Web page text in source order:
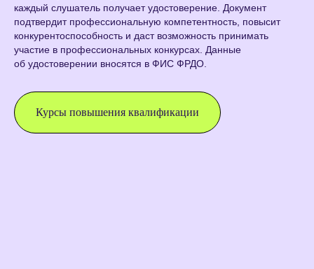
каждый слушатель получает удостоверение. Документ
подтвердит профессиональную компетентность, повысит
конкурентоспособность и даст возможность принимать
участие в профессиональных конкурсах. Данные
об удостоверении вносятся в ФИС ФРДО.
Курсы повышения квалификации